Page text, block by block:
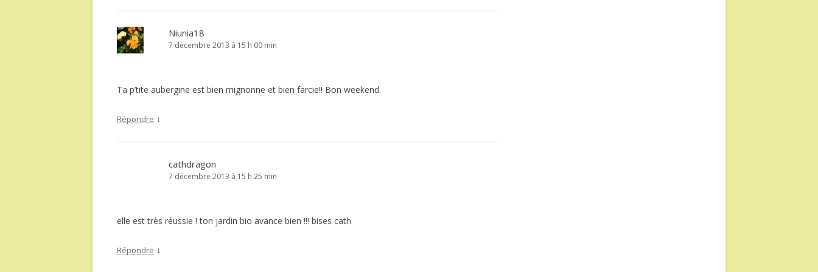
Niunia18
7 décembre 2013 à 15 h 00 min
Ta p’tite aubergine est bien mignonne et bien farcie!! Bon weekend.
Répondre ↓
cathdragon
7 décembre 2013 à 15 h 25 min
elle est très réussie ! ton jardin bio avance bien !!! bises cath
Répondre ↓